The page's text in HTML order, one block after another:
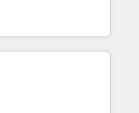
that accelerate value...
or Check-fixing existing
3️⃣ Integrate |
Integration project... ⬅️
to access 150+ Kickstart
put HubSpot in the center